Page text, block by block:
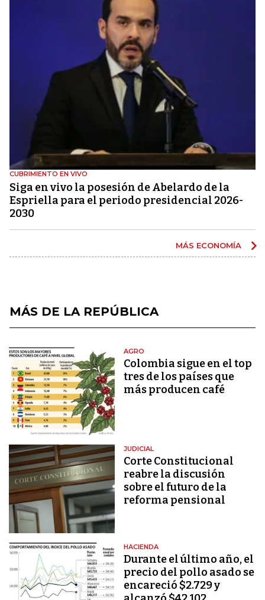
CUBRIMIENTO EN VIVO
Siga en vivo la posesión de Abelardo de la
Espriella para el periodo presidencial 2026-
2030
MÁS ECONOMÍA
MÁS DE LA REPÚBLICA
AGRO
Colombia sigue en el top
tres de los países que
más producen café
JUDICIAL
Corte Constitucional
reabre la discusión
sobre el futuro de la
reforma pensional
HACIENDA
Durante el último año, el
precio del pollo asado se
encareció $2.729 y